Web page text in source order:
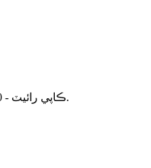
© ڪاپي رائيٽ - 2010-2020: سڀ حق محفوظ آهن.